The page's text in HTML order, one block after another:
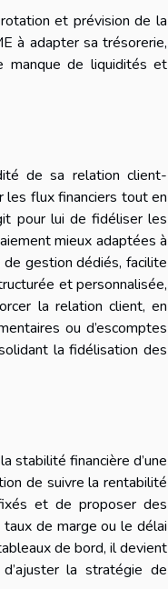
et prévision de la
à adapter sa trésorerie,
manque de liquidités et
de sa relation client-
les flux financiers tout en
pour lui de fidéliser les
mieux adaptées à
gestion dédiés, facilite
et personnalisée,
la relation client, en
ou d’escomptes
la fidélisation des
stabilité financière d’une
de suivre la rentabilité
et de proposer des
taux de marge ou le délai
de bord, il devient
la stratégie de